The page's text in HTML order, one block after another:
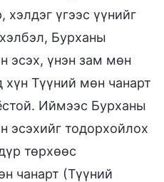
хэлдэг үгээс үүнийг
Бурханы
эсэх, үнэн зам мөн
хүн Түүний мөн чанарт
Иймээс Бурханы
эсэхийг тодорхойлох
төрхөөс
чанарт (Түүний